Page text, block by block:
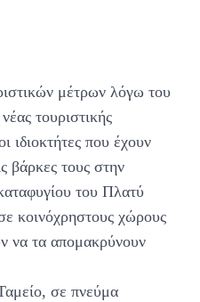
μέτρων λόγω του
τουριστικής
ιδιοκτήτες που έχουν
βάρκες τους στην
του Πλατύ
κοινόχρηστους χώρους
να τα απομακρύνουν
σε πνεύμα